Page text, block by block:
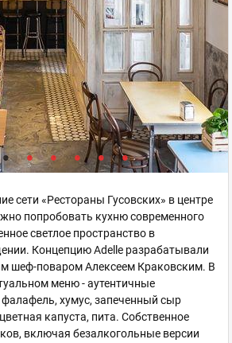
сети «Рестораны Гусовских» в центре
попробовать кухню современного
светлое пространство в
Концепцию Adelle разрабатывали
шеф-поваром Алексеем Краковским. В
меню - аутентичные
хумус, запеченный сыр
капуста, пита. Собственное
включая безалкогольные версии